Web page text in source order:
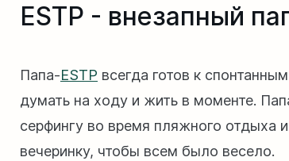
ESTP - внезапный
Папа-ESTP всегда готов к
думать на ходу и жить в моменте.
серфингу во время пляжного отдыха
вечеринку, чтобы всем было весело.